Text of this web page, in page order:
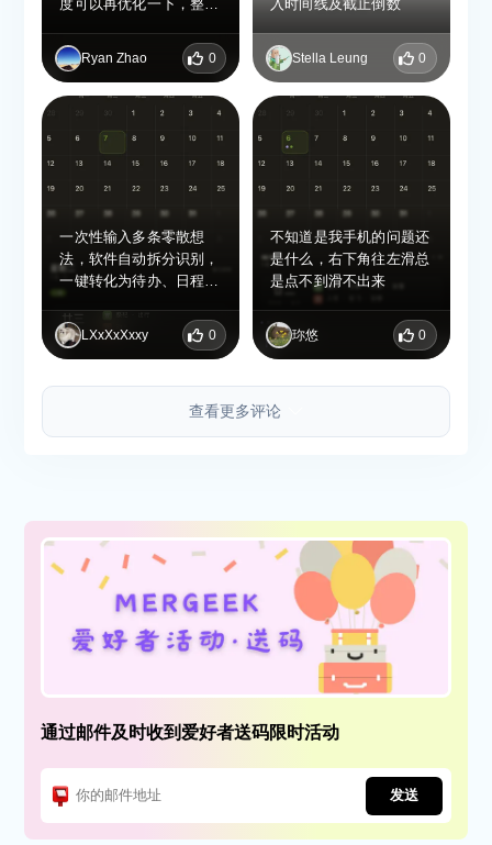
度可以再优化一下，整体
Ryan Zhao 0
入时间线及截止倒数
Stella Leung 0
一次性输入多条零散想
法，软件自动拆分识别，
一键转化为待办、日程或
打卡习惯，解决临时思绪
杂乱、手动分类耗时的痛
点。
LXxXxXxxy 0
不知道是我手机的问题还
是什么，右下角往左滑总
是点不到滑不出来
珎悠 0
查看更多评论
通过邮件及时收到爱好者送码限时活动
发送